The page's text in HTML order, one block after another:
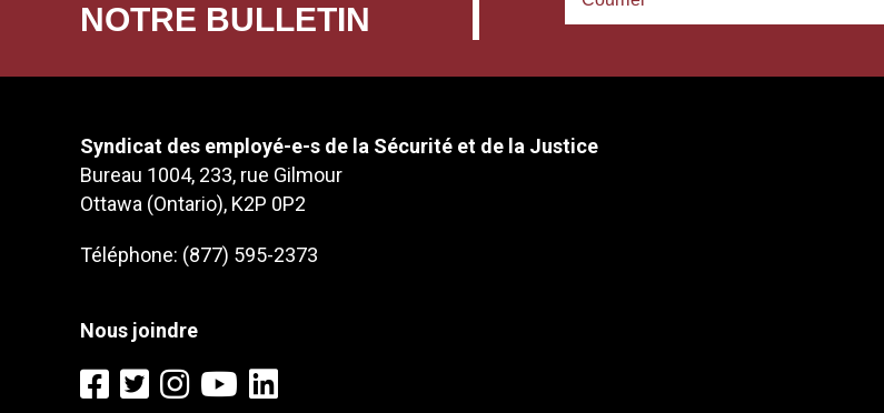
NOTRE BULLETIN
Syndicat des employé-e-s de la Sécurité et de la Justice
Bureau 1004, 233, rue Gilmour
Ottawa (Ontario), K2P 0P2
Téléphone: (877) 595-2373
Nous joindre